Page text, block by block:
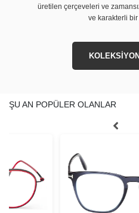
üretilen çerçeveleri ve
ve karakterli bir
ŞU AN POPÜLER OLANLAR